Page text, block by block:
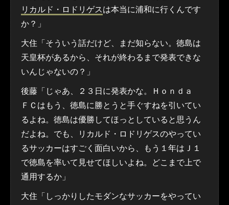
リカルド・ロドリゲスは本当に浦和に行くんです
か？」
大住「そういう話だけど、まだ知らない。徳島は
天皇杯があるから、それが終わるまで発表できな
いんじゃないの？」
後藤「じゃあ、２３日に発表かな。Ｈｏｎｄａ
ＦＣはもう、徳島に勝とうと手ぐすねを引いてい
るよね。徳島は優勝してほっとしていると思うん
だよね。でも、リカルド・ロドリゲスのやってい
るサッカーはすごく面白いから、もう１年はＪ１
で徳島を率いて見せてほしいよね。どこまで上で
通用するか」
大住「しっかりしたモダンなサッカーをやってい